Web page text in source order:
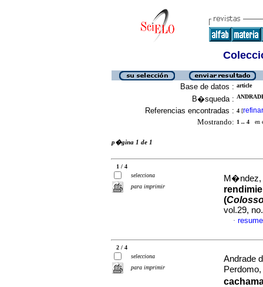
Base de datos : article
B�squeda :
Referencias encontradas : 4 [refinar
Mostrando: 1 .. 4 en
p�gina 1 de 1
1 / 4
selecciona
para imprimir
M�ndez,
(
vol.29,
·
2 / 4
selecciona
para imprimir
Andrade